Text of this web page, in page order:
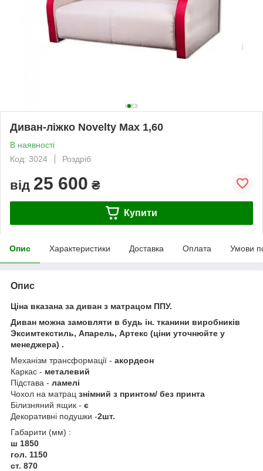
Диван-ліжко Novelty Max 1,60
В наявності
Код: 3024
Роздріб
від 25 600 ₴
Купити
Опис Характеристики Доставка Оплата Умови
Опис
Ціна вказана за диван з матрацом ППУ.
Диван можна замовляти в будь ін. тканини виробників
Эксимтекстиль, Апарель, Артекс (ціни уточнюйте у
менеджера) .
Механізм трансформації - акордеон
Каркас - металевий
Підстава - ламелі
Чохол на матрац знімний з принтом/ без принта
Білизняний ящик - є
Декоративні подушки -2шт.
Габарити (мм) :
ш 1850
гол. 1150
ст. 870